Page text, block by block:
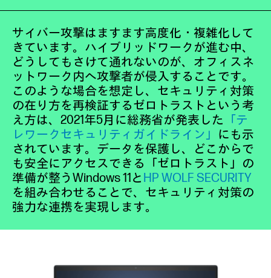
サイバー攻撃はますます高度化・複雑化して
きています。ハイブリッドワークが進む中、
どうしてもさけて通れないのが、オフィスネ
ットワーク内へ攻撃者が侵入することです。
このような場合を想定し、セキュリティ対策
の在り方を再検証するゼロトラストという考
え方は、2021年5月に総務省が発表した 「テ
レワークセキュリティガイドライン」 にも示
されています。データを保護し、どこからで
も安全にアクセスできる「ゼロトラスト」の
準備が整うWindows 11と HP WOLF SECURITY
を組み合わせることで、セキュリティ対策の
強力な連携を実現します。